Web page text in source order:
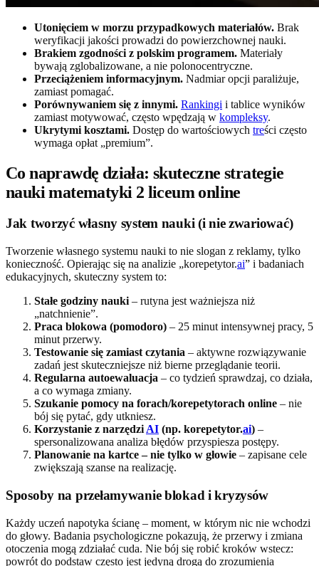
Utonięciem w morzu przypadkowych materiałów. Brak
weryfikacji jakości prowadzi do powierzchownej nauki.
Brakiem zgodności z polskim programem. Materiały
bywają zglobalizowane, a nie polonocentryczne.
Przeciążeniem informacyjnym. Nadmiar opcji paraliżuje,
zamiast pomagać.
Porównywaniem się z innymi. Rankingi i tablice wyników
zamiast motywować, często wpędzają w kompleksy.
Ukrytymi kosztami. Dostęp do wartościowych treści często
wymaga opłat „premium”.
Co naprawdę działa: skuteczne strategie
nauki matematyki 2 liceum online
Jak tworzyć własny system nauki (i nie zwariować)
Tworzenie własnego systemu nauki to nie slogan z reklamy, tylko
konieczność. Opierając się na analizie „korepetytor.ai” i badaniach
edukacyjnych, skuteczny system to:
Stałe godziny nauki – rutyna jest ważniejsza niż
„natchnienie”.
Praca blokowa (pomodoro) – 25 minut intensywnej pracy, 5
minut przerwy.
Testowanie się zamiast czytania – aktywne rozwiązywanie
zadań jest skuteczniejsze niż bierne przeglądanie teorii.
Regularna autoewaluacja – co tydzień sprawdzaj, co działa,
a co wymaga zmiany.
Szukanie pomocy na forach/korepetytorach online – nie
bój się pytać, gdy utkniesz.
Korzystanie z narzędzi AI (np. korepetytor.ai) –
spersonalizowana analiza błędów przyspiesza postępy.
Planowanie na kartce – nie tylko w głowie – zapisane cele
zwiększają szanse na realizację.
Sposoby na przełamywanie blokad i kryzysów
Każdy uczeń napotyka ścianę – moment, w którym nic nie wchodzi
do głowy. Badania psychologiczne pokazują, że przerwy i zmiana
otoczenia mogą zdziałać cuda. Nie bój się robić kroków wstecz:
powrót do podstaw często jest jedyną drogą do zrozumienia